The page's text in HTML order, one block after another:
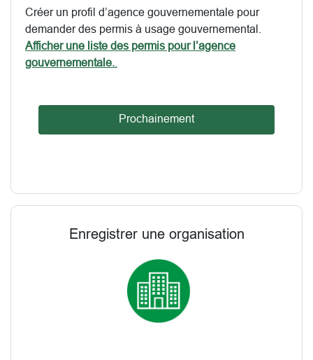
Créer un profil d’agence gouvernementale pour
demander des permis à usage gouvernemental.
Afficher une liste des permis pour l’agence
gouvernementale.
Prochainement
Enregistrer une organisation